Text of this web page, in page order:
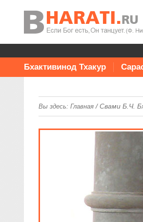
Бхактивинод Тхакур
Вы здесь: Главная/Свами Б.Ч.